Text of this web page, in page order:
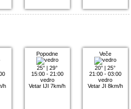
h
Popodne
25° |29°
15:00 - 21:00
vedro
Vetar IJI 7km/h
Veče
20° |25°
21:00 - 03:00
vedro
Vetar JI 8km/h